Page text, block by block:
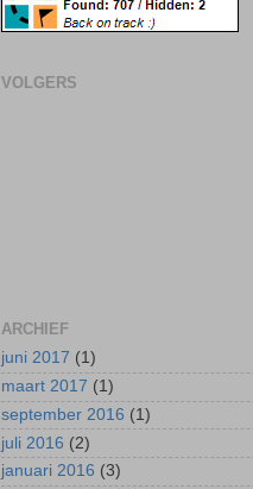
VOLGERS
ARCHIEF
juni 2017 (1)
maart 2017 (1)
september 2016 (1)
juli 2016 (2)
januari 2016 (3)